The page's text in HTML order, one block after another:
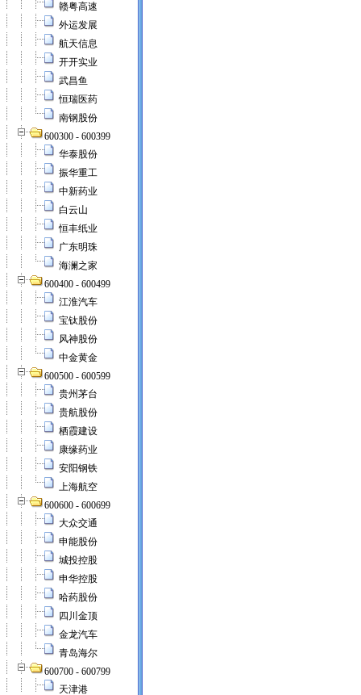
赣粤高速
外运发展
航天信息
开开实业
武昌鱼
恒瑞医药
南钢股份
600300 - 600399
华泰股份
振华重工
中新药业
白云山
恒丰纸业
广东明珠
海澜之家
600400 - 600499
江淮汽车
宝钛股份
风神股份
中金黄金
600500 - 600599
贵州茅台
贵航股份
栖霞建设
康缘药业
安阳钢铁
上海航空
600600 - 600699
大众交通
申能股份
城投控股
申华控股
哈药股份
四川金顶
金龙汽车
青岛海尔
600700 - 600799
天津港